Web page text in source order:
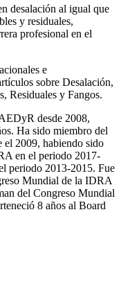
desalación al igual que
y residuales,
profesional en el
e
sobre Desalación,
Residuales y Fangos.
desde 2008,
Ha sido miembro del
2009, habiendo sido
en el periodo 2017-
periodo 2013-2015. Fue
Mundial de la IDRA
del Congreso Mundial
8 años al Board